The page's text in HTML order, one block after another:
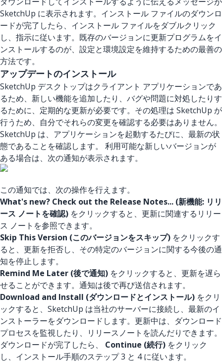
SketchUp に表示されます。インストール ファイルのダウンロ
ードが完了したら、インストール ファイルをダブルクリック
し、指示に従います。既存のバージョンに更新プログラムをイ
ンストールするのが、設定と環境設定を維持するための最善の
方法です。
アップデートのインストール
SketchUp デスクトップはクライアント アプリケーションであ
るため、新しい機能を追加したり、バグや問題に対処したりす
るために、定期的な更新が必要です。その処理は SketchUp が
行うため、自分でそれらの変更を確認する必要はありません。
SketchUp は、アプリケーションを起動するたびに、最新の状
態であることを確認します。 利用可能な新しいバージョンが
ある場合は、次の通知が表示されます。
この通知では、次の操作を行えます。
What's new? Check out the Release Notes... (新機能: リリ
ース ノートを確認) をクリックすると、更新に関連するリリー
ス ノートを参照できます。
Skip This Version (このバージョンをスキップ) をクリックす
ると、更新を拒否し、その特定のバージョンに関する今後の通
知を停止します。
Remind Me Later (後で通知) をクリックすると、更新を遅ら
せることができます。通知は後で再び送信されます。
Download and Install (ダウンロードとインストール) をクリ
ックすると、SketchUp は当社のサーバーに接続し、最新のイ
ンストーラーをダウンロードします。更新中は、ダウンロード
プロセスを監視したり、リリースノートを読んだりできます。
ダウンロードが完了したら、 Continue (続行) をクリック
し、インストール手順のステップ 3 と 4 に従います。